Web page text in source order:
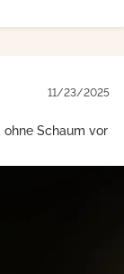
11/23/2025
ohne Schaum vor